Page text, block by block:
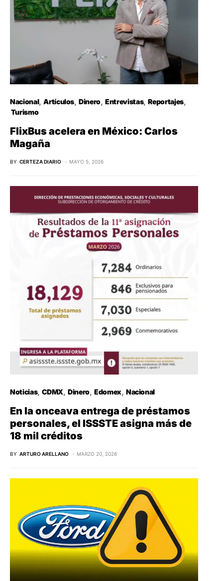
Nacional Artículos Dinero Entrevistas Reportajes
Turismo
FlixBus acelera en México: Carlos
Magaña
BY CERTEZA DIARIO MAYO 5, 2026
Noticias CDMX Dinero Edomex Nacional
En la onceava entrega de préstamos
personales, el ISSSTE asigna más de
18 mil créditos
BY ARTURO ARELLANO MARZO 20, 2026